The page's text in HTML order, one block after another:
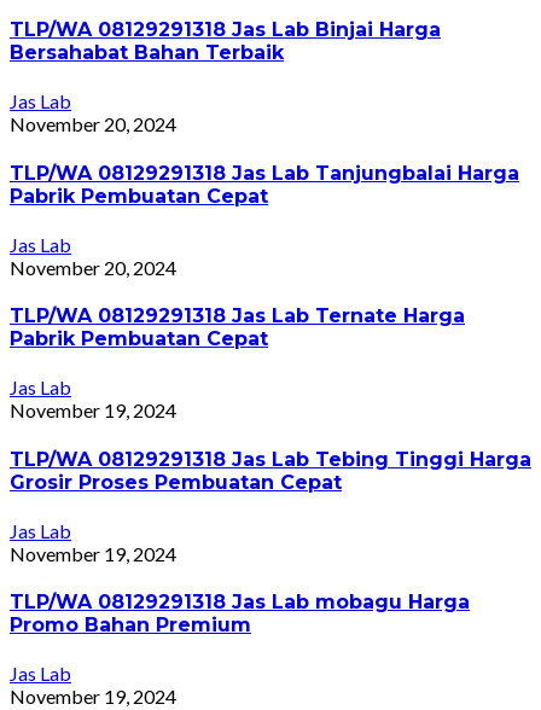
TLP/WA 08129291318 Jas Lab Binjai Harga
Bersahabat Bahan Terbaik
Jas Lab
November 20, 2024
TLP/WA 08129291318 Jas Lab Tanjungbalai Harga
Pabrik Pembuatan Cepat
Jas Lab
November 20, 2024
TLP/WA 08129291318 Jas Lab Ternate Harga
Pabrik Pembuatan Cepat
Jas Lab
November 19, 2024
TLP/WA 08129291318 Jas Lab Tebing Tinggi Harga
Grosir Proses Pembuatan Cepat
Jas Lab
November 19, 2024
TLP/WA 08129291318 Jas Lab mobagu Harga
Promo Bahan Premium
Jas Lab
November 19, 2024